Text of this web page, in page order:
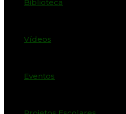
Biblioteca
Vídeos
Eventos